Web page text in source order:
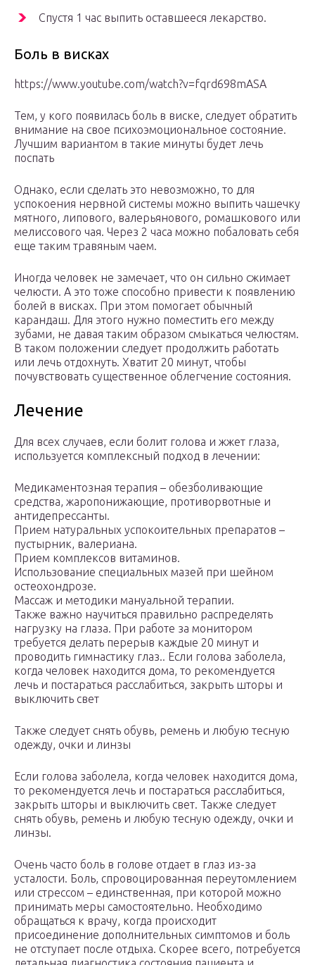
Спустя 1 час выпить оставшееся лекарство.
Боль в висках
https://www.youtube.com/watch?v=fqrd698mASA
Тем, у кого появилась боль в виске, следует обратить
внимание на свое психоэмоциональное состояние.
Лучшим вариантом в такие минуты будет лечь
поспать
Однако, если сделать это невозможно, то для
успокоения нервной системы можно выпить чашечку
мятного, липового, валерьянового, ромашкового или
мелиссового чая. Через 2 часа можно побаловать себя
еще таким травяным чаем.
Иногда человек не замечает, что он сильно сжимает
челюсти. А это тоже способно привести к появлению
болей в висках. При этом помогает обычный
карандаш. Для этого нужно поместить его между
зубами, не давая таким образом смыкаться челюстям.
В таком положении следует продолжить работать
или лечь отдохнуть. Хватит 20 минут, чтобы
почувствовать существенное облегчение состояния.
Лечение
Для всех случаев, если болит голова и жжет глаза,
используется комплексный подход в лечении:
Медикаментозная терапия – обезболивающие
средства, жаропонижающие, противорвотные и
антидепрессанты.
Прием натуральных успокоительных препаратов –
пустырник, валериана.
Прием комплексов витаминов.
Использование специальных мазей при шейном
остеохондрозе.
Массаж и методики мануальной терапии.
Также важно научиться правильно распределять
нагрузку на глаза. При работе за монитором
требуется делать перерыв каждые 20 минут и
проводить гимнастику глаз.. Если голова заболела,
когда человек находится дома, то рекомендуется
лечь и постараться расслабиться, закрыть шторы и
выключить свет
Также следует снять обувь, ремень и любую тесную
одежду, очки и линзы
Если голова заболела, когда человек находится дома,
то рекомендуется лечь и постараться расслабиться,
закрыть шторы и выключить свет. Также следует
снять обувь, ремень и любую тесную одежду, очки и
линзы.
Очень часто боль в голове отдает в глаз из-за
усталости. Боль, спровоцированная переутомлением
или стрессом – единственная, при которой можно
принимать меры самостоятельно. Необходимо
обращаться к врачу, когда происходит
присоединение дополнительных симптомов и боль
не отступает после отдыха. Скорее всего, потребуется